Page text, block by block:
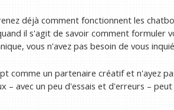
déjà comment fonctionnent les
il s'agit de savoir comment formuler
vous n'avez pas besoin de vous
comme un partenaire créatif et n'ayez
– avec un peu d'essais et d'erreurs –